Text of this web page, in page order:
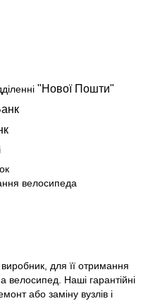
"Нової Пошти"
велосипеда
для її отримання
велосипед. Наші гарантійні
або заміну вузлів і